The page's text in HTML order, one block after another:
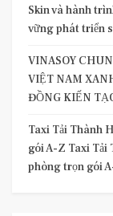
Skin và hành
vững phát triển
VINASOY
VIỆT NAM
ĐỒNG KIẾN
Taxi Tải Thành
gói A-Z Taxi Tải
phòng trọn gói